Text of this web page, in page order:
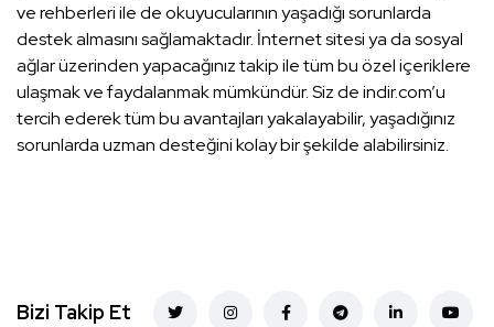
ve rehberleri ile de okuyucularının yaşadığı sorunlarda
destek almasını sağlamaktadır. İnternet sitesi ya da sosyal
ağlar üzerinden yapacağınız takip ile tüm bu özel içeriklere
ulaşmak ve faydalanmak mümkündür. Siz de indir.com’u
tercih ederek tüm bu avantajları yakalayabilir, yaşadığınız
sorunlarda uzman desteğini kolay bir şekilde alabilirsiniz.
Bizi Takip Et